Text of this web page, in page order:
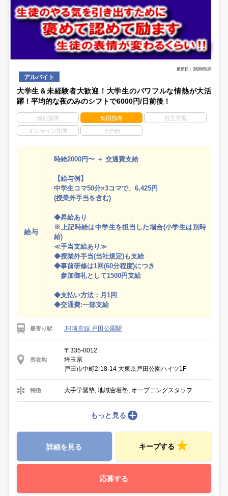
更新日：2026/05/26
アルバイト
大学生＆未経験者大歓迎！大学生のパワフルな情熱が大活
躍！平均的な夜のみのシフトで6000円/日前後！
個別指導 集団指導 自立学習
オンライン指導 その他
給与
時給2000円〜 ＋ 交通費支給
【給与例】
中学生コマ50分×3コマで、6,425円
(授業外手当を含む)
◆昇給あり
※上記時給は中学生を担当した場合(小学生は別時
給)
≪手当支給あり≫
◆授業外手当(当社規定)も支給
◆事前研修は1回(60分程度)につき
参加御礼として1500円支給
◆支払い方法：月1回
◆交通費:一部支給
最寄り駅 JR埼京線 戸田公園駅
所在地
〒335-0012
埼玉県
戸田市中町2-18-14 大東京戸田公園ハイツ1F
特徴 大手学習塾, 地域密着塾, オープニングスタッフ
もっと見る
詳細を見る キープする
応募する